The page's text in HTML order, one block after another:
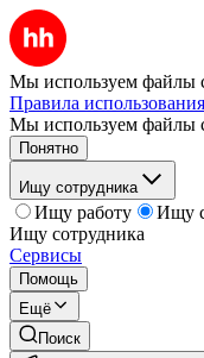
Мы используем файлы
Правила
Мы используем файлы
Понятно
Ищу сотрудника
Ищу работу
Ищу
Ищу сотрудника
Сервисы
Помощь
Ещё
Поиск